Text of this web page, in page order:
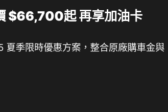
$66,700起 再享加油卡
季限時優惠方案，整合原廠購車金與